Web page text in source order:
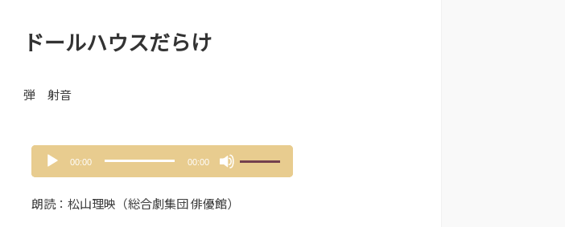
ドールハウスだらけ
弾 射音
音
レ
00:00 00:00
朗読：松山理映（総合劇集団 俳優館）